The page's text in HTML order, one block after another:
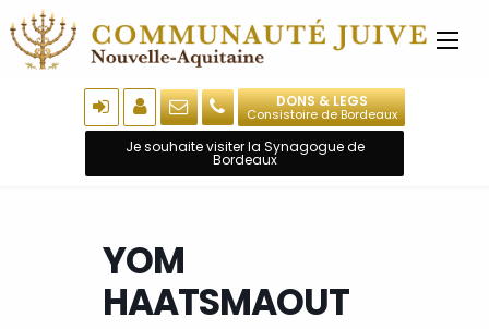
DONS & LEGS
Consistoire de Bordeaux
Je souhaite visiter la Synagogue de
Bordeaux
YOM
HAATSMAOUT